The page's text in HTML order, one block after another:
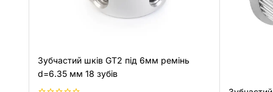
Зубчастий шків GT2 під 6мм ремінь
d=6.35 мм 18 зубів